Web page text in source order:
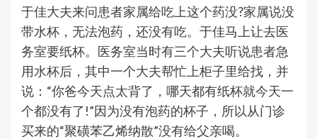
于佳大夫来问患者家属给吃上这个药没?家属说没
带水杯，无法泡药，还没有吃。于佳马上让去医
务室要纸杯。医务室当时有三个大夫听说患者急
用水杯后，其中一个大夫帮忙上柜子里给找，并
说：“你爸今天点太背了，哪天都有纸杯就今天一
个都没有了!”因为没有泡药的杯子，所以从门诊
买来的“聚磺苯乙烯纳散”没有给父亲喝。